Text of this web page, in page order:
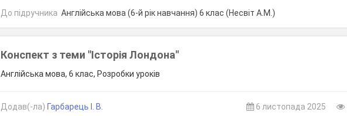
До підручника Англійська мова (6-й рік навчання) 6 клас (Несвіт А.М.)
Конспект з теми "Історія Лондона"
Англійська мова, 6 клас, Розробки уроків
Додав(-ла) Гарбарець І. В. 6 листопада 2025